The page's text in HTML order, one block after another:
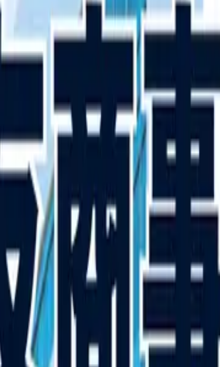
者の就活戦略
を封印しようとしていませんか。 ちゃんと整理